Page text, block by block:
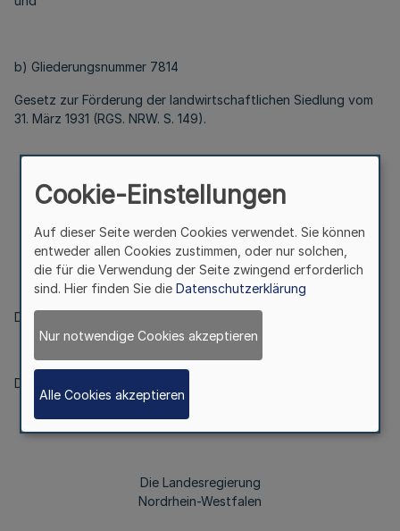
b) Gliederungsnummer 7814
Gesetz zur Förderung der landwirtschaftlichen Siedlung vom
31. März 1931 (RGS. NRW. S. 149).
Artikel 2
Inkrafttreten
Dieses Gesetz tritt am Tag nach der Verkündung in Kraft.
Düsseldorf, den 1. April 2014
Die Landesregierung
Nordrhein-Westfalen
Cookie-Einstellungen
Auf dieser Seite werden Cookies verwendet. Sie können
entweder allen Cookies zustimmen, oder nur solchen,
die für die Verwendung der Seite zwingend erforderlich
sind. Hier finden Sie die Datenschutzerklärung
Nur notwendige Cookies akzeptieren
Alle Cookies akzeptieren